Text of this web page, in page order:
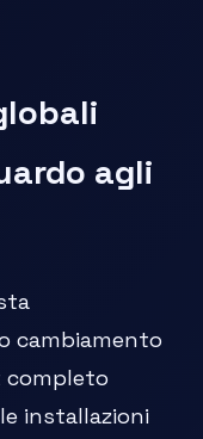
agli
cambiamento
completo
installazioni